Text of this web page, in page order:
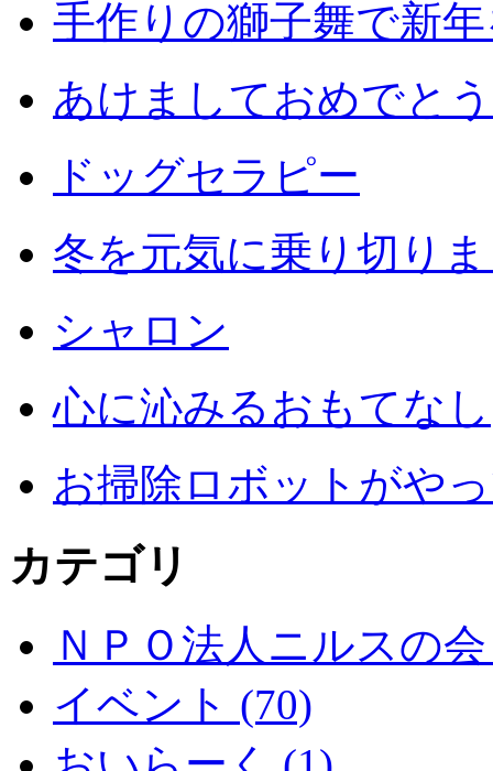
手作りの獅子舞で新
あけましておめでと
ドッグセラピー
冬を元気に乗り切り
シャロン
心に沁みるおもてなし
お掃除ロボットがや
カテゴリ
ＮＰＯ法人ニルスの
イベント (70)